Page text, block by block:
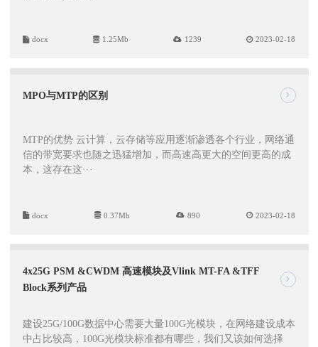
docx 1.25Mb 1239 2023-02-18
MPO与MTP的区别
MTP的优势 云计算，云存储等应用逐渐渗透各个行业，网络通
信的带宽要求也随之迅猛增加，而高速高更大的空间更高的成
本，这存在这···
docx 0.37Mb 890 2023-02-18
4x25G PSM &CWDM 高速模块及Vlink MT-FA &TFF
Block系列产品
建设25G/100G数据中心需要大量100G光模块，在网络建设成本
中占比较高，100G光模块标准都有哪些，我们又该如何选择